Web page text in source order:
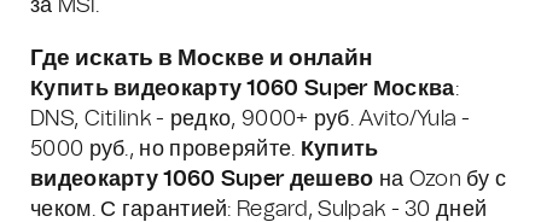
за MSI.
Где искать в Москве и онлайн
Купить видеокарту 1060 Super Москва:
DNS, Citilink - редко, 9000+ руб. Avito/Yula -
5000 руб., но проверяйте. Купить
видеокарту 1060 Super дешево на Ozon бу с
чеком. С гарантией: Regard, Sulpak - 30 дней